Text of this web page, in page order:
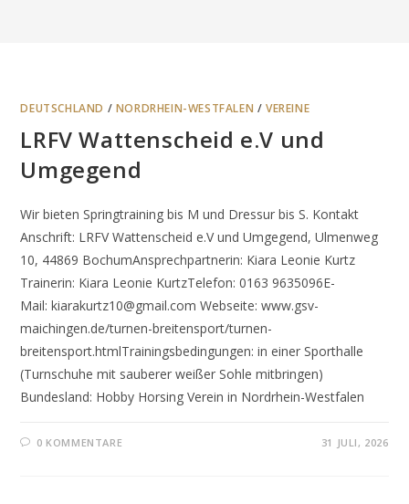
DEUTSCHLAND / NORDRHEIN-WESTFALEN /VEREINE
LRFV Wattenscheid e.V und
Umgegend
Wir bieten Springtraining bis M und Dressur bis S. Kontakt
Anschrift: LRFV Wattenscheid e.V und Umgegend, Ulmenweg
10, 44869 BochumAnsprechpartnerin: Kiara Leonie Kurtz
Trainerin: Kiara Leonie KurtzTelefon: 0163 9635096E-
Mail: kiarakurtz10@gmail.com Webseite: www.gsv-
maichingen.de/turnen-breitensport/turnen-
breitensport.htmlTrainingsbedingungen: in einer Sporthalle
(Turnschuhe mit sauberer weißer Sohle mitbringen)
Bundesland: Hobby Horsing Verein in Nordrhein-Westfalen
0 KOMMENTARE 31 JULI, 2026